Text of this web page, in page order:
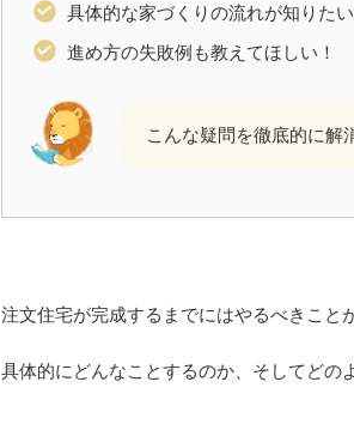
具体的な家づくりの流れが知りたい
進め方の失敗例も教えてほしい！
こんな疑問を徹底的に解
注文住宅が完成するまでにはやるべきこと
具体的にどんなことするのか、そしてどの